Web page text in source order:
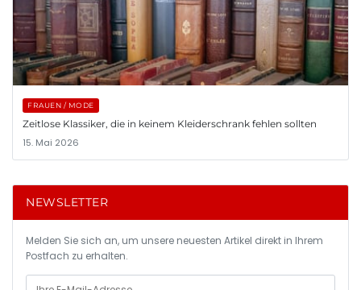
FRAUEN / MODE
Zeitlose Klassiker, die in keinem Kleiderschrank fehlen sollten
15. Mai 2026
NEWSLETTER
Melden Sie sich an, um unsere neuesten Artikel direkt in Ihrem
Postfach zu erhalten.